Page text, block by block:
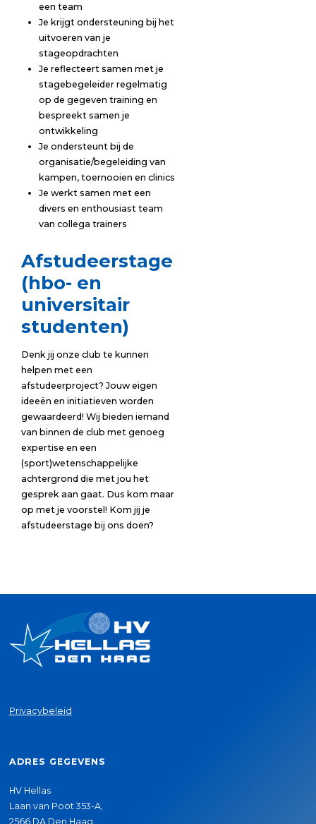
een team
Je krijgt ondersteuning bij het
uitvoeren van je
stageopdrachten
Je reflecteert samen met je
stagebegeleider regelmatig
op de gegeven training en
bespreekt samen je
ontwikkeling
Je ondersteunt bij de
organisatie/begeleiding van
kampen, toernooien en clinics
Je werkt samen met een
divers en enthousiast team
van collega trainers
Afstudeerstage
(hbo- en
universitair
studenten)
Denk jij onze club te kunnen
helpen met een
afstudeerproject? Jouw eigen
ideeën en initiatieven worden
gewaardeerd! Wij bieden iemand
van binnen de club met genoeg
expertise en een
(sport)wetenschappelijke
achtergrond die met jou het
gesprek aan gaat. Dus kom maar
op met je voorstel! Kom jij je
afstudeerstage bij ons doen?
Privacybeleid
ADRES GEGEVENS
HV Hellas
Laan van Poot 353-A,
2566 DA Den Haag